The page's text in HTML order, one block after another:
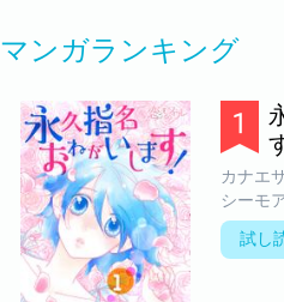
マンガランキング
カナエ
シーモ
試し